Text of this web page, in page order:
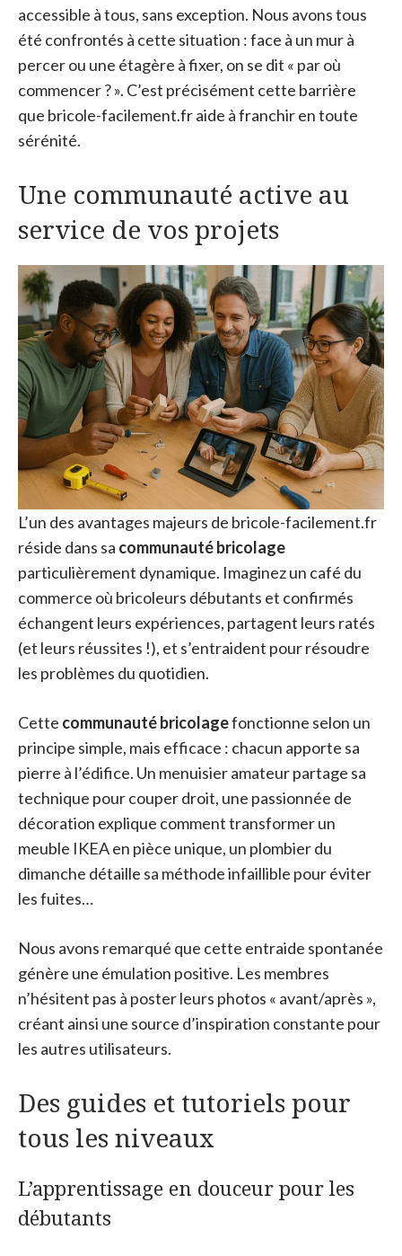
accessible à tous, sans exception. Nous avons tous
été confrontés à cette situation : face à un mur à
percer ou une étagère à fixer, on se dit « par où
commencer ? ». C’est précisément cette barrière
que bricole-facilement.fr aide à franchir en toute
sérénité.
Une communauté active au
service de vos projets
L’un des avantages majeurs de bricole-facilement.fr
réside dans sa communauté bricolage
particulièrement dynamique. Imaginez un café du
commerce où bricoleurs débutants et confirmés
échangent leurs expériences, partagent leurs ratés
(et leurs réussites !), et s’entraident pour résoudre
les problèmes du quotidien.
Cette communauté bricolagefonctionne selon un
principe simple, mais efficace : chacun apporte sa
pierre à l’édifice. Un menuisier amateur partage sa
technique pour couper droit, une passionnée de
décoration explique comment transformer un
meuble IKEA en pièce unique, un plombier du
dimanche détaille sa méthode infaillible pour éviter
les fuites…
Nous avons remarqué que cette entraide spontanée
génère une émulation positive. Les membres
n’hésitent pas à poster leurs photos « avant/après »,
créant ainsi une source d’inspiration constante pour
les autres utilisateurs.
Des guides et tutoriels pour
tous les niveaux
L’apprentissage en douceur pour les
débutants